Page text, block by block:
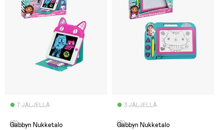
7 JÄLJELLÄ
(0)
Gabbyn Nukketalo
3 JÄLJELLÄ
(0)
Gabbyn Nukketalo